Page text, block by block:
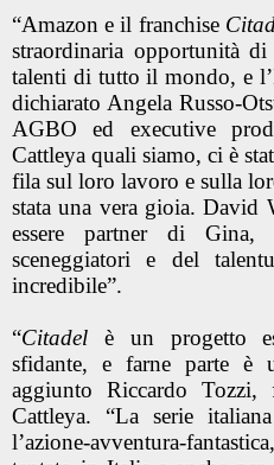
“Amazon e il franchise
straordinaria opportunità
talenti di tutto il mondo, e
dichiarato Angela Russo-
AGBO ed executive
Cattleya quali siamo, ci è
fila sul loro lavoro e sulla
stata una vera gioia.
essere partner di
sceneggiatori e del
incredibile”.
“Citadel è un progetto
sfidante, e farne parte è
aggiunto Riccardo Tozzi,
Cattleya. “La serie
l’azione-avventura-